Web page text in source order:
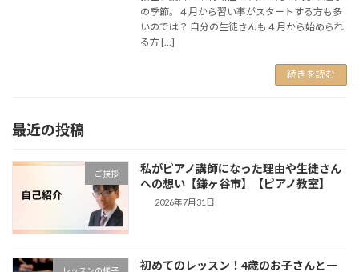
の季節。４月から習い事がスタートする方も多
いのでは？ 自分の生徒さんも４月から始められ
る方 […]
続きを読む
最近の投稿
ご挨拶
私がピアノ講師になった理由や生徒さん
への想い【鎌ヶ谷市】【ピアノ教室】
2026年7月31日
初めてのレッスン！4歳のお子さんと一